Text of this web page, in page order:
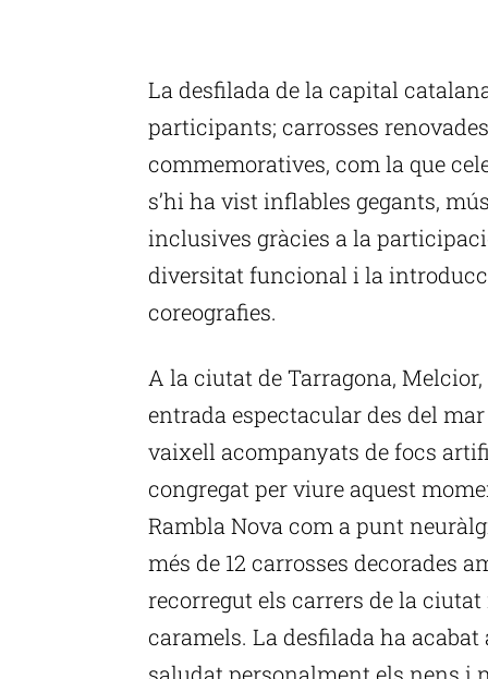
La desfilada de la capital
participants; carrosses
commemoratives, com la que
s’hi ha vist inflables gegants,
inclusives gràcies a la
diversitat funcional i la
coreografies.
A la ciutat de Tarragona,
entrada espectacular des del
vaixell acompanyats de focs
congregat per viure aquest
Rambla Nova com a punt
més de 12 carrosses decorades
recorregut els carrers de la
caramels. La desfilada ha
saludat personalment els nens i